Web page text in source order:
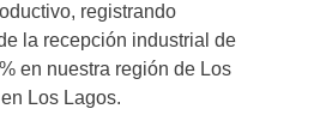
registrando
la recepción industrial de
en nuestra región de Los
Los Lagos.